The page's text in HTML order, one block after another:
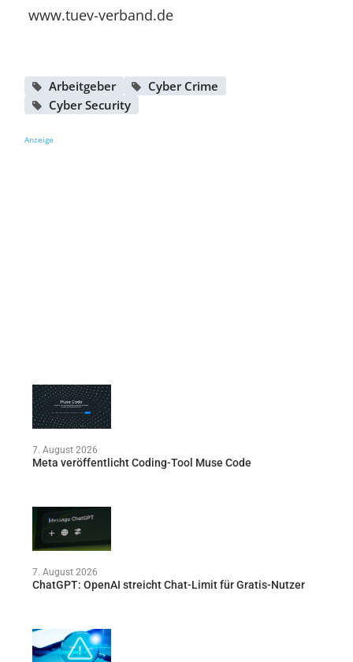
www.tuev-verband.de
Arbeitgeber
Cyber Crime
Cyber Security
Anzeige
7. August 2026
Meta veröffentlicht Coding-Tool Muse Code
7. August 2026
ChatGPT: OpenAI streicht Chat-Limit für Gratis-Nutzer